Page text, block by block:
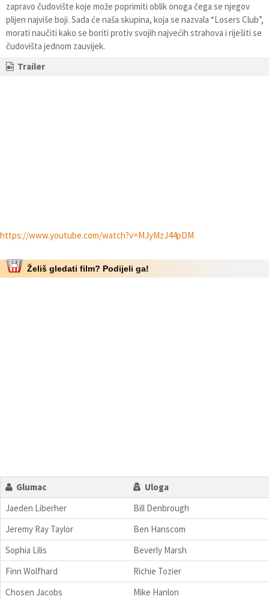
zapravo čudovište koje može poprimiti oblik onoga čega se njegov
plijen najviše boji. Sada će naša skupina, koja se nazvala “Losers Club”,
morati naučiti kako se boriti protiv svojih najvećih strahova i riješiti se
čudovišta jednom zauvijek.
Trailer
https://www.youtube.com/watch?v=MJyMzJ44pDM
Želiš gledati film? Podijeli ga!
Glumac
Uloga
Jaeden Liberher
Bill Denbrough
Jeremy Ray Taylor
Ben Hanscom
Sophia Lilis
Beverly Marsh
Finn Wolfhard
Richie Tozier
Chosen Jacobs
Mike Hanlon